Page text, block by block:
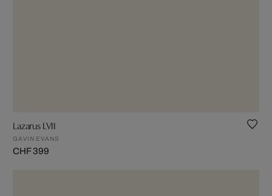
Lazarus LVII
GAVIN EVANS
CHF 399